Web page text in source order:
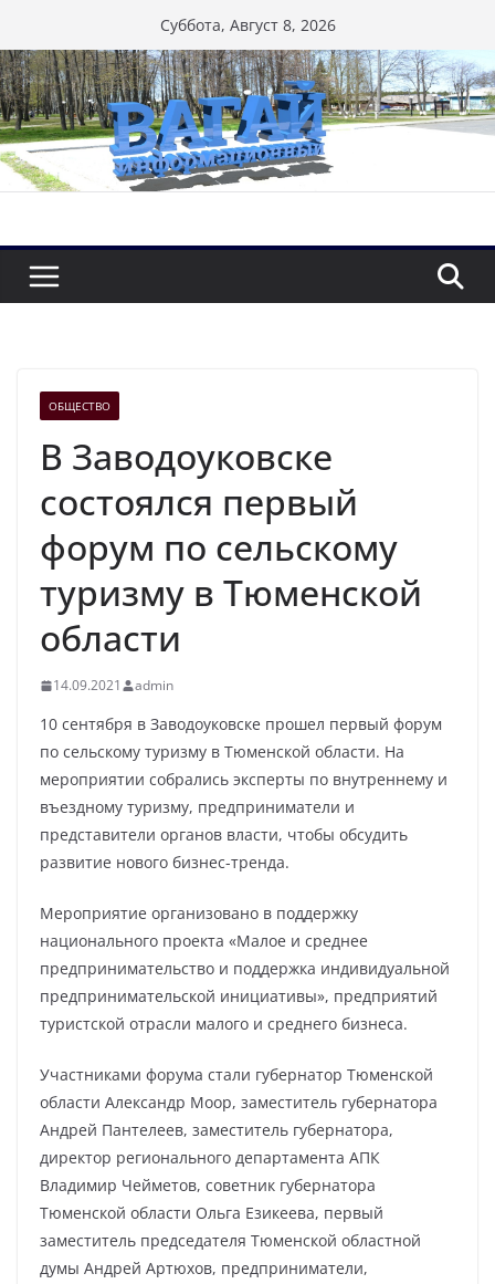
к
содержимому
Суббота, Август 8, 2026
ОБЩЕСТВО
В Заводоуковске
состоялся первый
форум по сельскому
туризму в Тюменской
области
14.09.2021 admin
10 сентября в Заводоуковске прошел первый форум
по сельскому туризму в Тюменской области. На
мероприятии собрались эксперты по внутреннему и
въездному туризму, предприниматели и
представители органов власти, чтобы обсудить
развитие нового бизнес-тренда.
Мероприятие организовано в поддержку
национального проекта «Малое и среднее
предпринимательство и поддержка индивидуальной
предпринимательской инициативы», предприятий
туристской отрасли малого и среднего бизнеса.
Участниками форума стали губернатор Тюменской
области Александр Моор, заместитель губернатора
Андрей Пантелеев, заместитель губернатора,
директор регионального департамента АПК
Владимир Чейметов, советник губернатора
Тюменской области Ольга Езикеева, первый
заместитель председателя Тюменской областной
думы Андрей Артюхов, предприниматели,